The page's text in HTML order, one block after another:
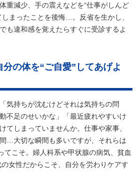
重減少、手の震えなどを“仕事がしんど
まったことを後悔…。反省を生かし、
も違和感を覚えたらすぐに受診するよ
の体を“ご自愛”してあげよ
気持ちが沈むけどそれは気持ちの問
不足のせいかな」「最近疲れやすいけ
てしまっていませんか。仕事や家事、
…大切な瞬間も多いですが、それらは
てこそ。婦人科系や甲状腺の病気、貧血
女性だからこそ、自分を労わりケアす